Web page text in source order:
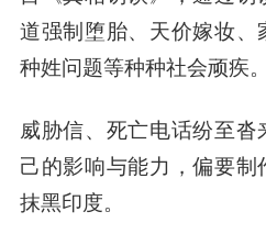
道强制堕胎、天价嫁妆、
种姓问题等种种社会顽疾。
威胁信、死亡电话纷至
己的影响与能力，偏要
抹黑印度。